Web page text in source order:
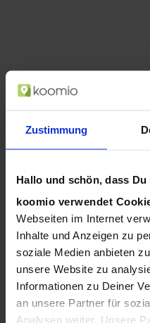
Zustimmung
Hallo und schön, dass
koomio verwendet
Webseiten im Internet
Inhalte und Anzeigen zu
soziale Medien anbieten
unsere Website zu
Informationen zu Deiner
an unsere Partner für
Analysen weiter. Unsere
TV
ab